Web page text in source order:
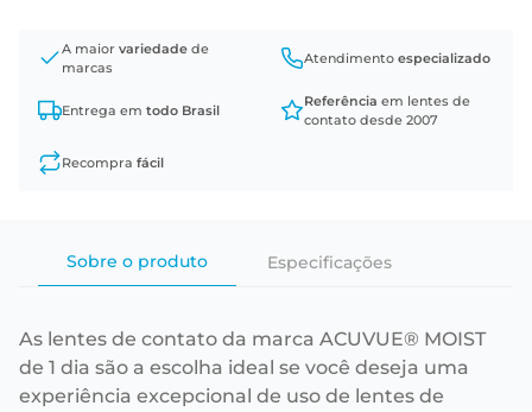
A maior variedade de
marcas
Atendimento especializado
Entrega em todo Brasil
Referência em lentes de
contato desde 2007
Recompra fácil
Sobre o produto Especificações
As lentes de contato da marca ACUVUE® MOIST
de 1 dia são a escolha ideal se você deseja uma
experiência excepcional de uso de lentes de